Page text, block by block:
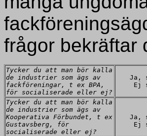
frågor bekräftar
Tycker du att man bör kalla
de industrier som ägs av
fackföreningar, t ex BPA,
för socialiserade eller ej?
Ja,
Ej
Tycker du att man bör kalla
de industrier som ägs av
Kooperativa Förbundet, t ex
Gustavsberg, för
socialiserade eller ej?
Ja,
Ej